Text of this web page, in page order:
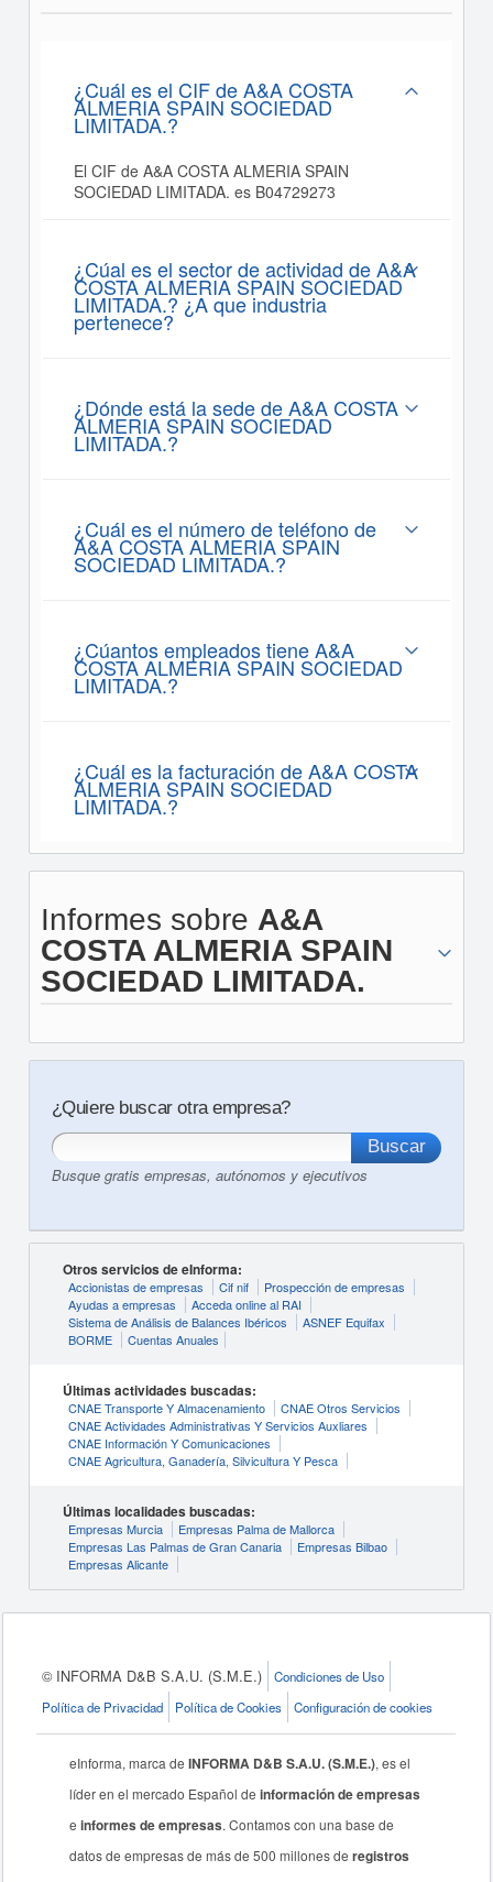
¿Cuál es el CIF de A&A COSTA
ALMERIA SPAIN SOCIEDAD
LIMITADA.?
El CIF de A&A COSTA ALMERIA SPAIN
SOCIEDAD LIMITADA. es B04729273
¿Cúal es el sector de actividad de A&A
COSTA ALMERIA SPAIN SOCIEDAD
LIMITADA.? ¿A que industria
pertenece?
¿Dónde está la sede de A&A COSTA
ALMERIA SPAIN SOCIEDAD
LIMITADA.?
¿Cuál es el número de teléfono de
A&A COSTA ALMERIA SPAIN
SOCIEDAD LIMITADA.?
¿Cúantos empleados tiene A&A
COSTA ALMERIA SPAIN SOCIEDAD
LIMITADA.?
¿Cuál es la facturación de A&A COSTA
ALMERIA SPAIN SOCIEDAD
LIMITADA.?
Informes sobre A&A
COSTA ALMERIA SPAIN
SOCIEDAD LIMITADA.
¿Quiere buscar otra empresa?
Busque gratis empresas, autónomos y ejecutivos
Otros servicios de eInforma:
Accionistas de empresas Cif nif
Prospección de empresas
Ayudas a empresas
Acceda online al RAI
Sistema de Análisis de Balances Ibéricos
ASNEF Equifax
BORME
Cuentas Anuales
Últimas actividades buscadas:
CNAE Transporte Y Almacenamiento
CNAE Otros Servicios
CNAE Actividades Administrativas Y Servicios Auxliares
CNAE Información Y Comunicaciones
CNAE Agricultura, Ganadería, Silvicultura Y Pesca
Últimas localidades buscadas:
Empresas Murcia
Empresas Palma de Mallorca
Empresas Las Palmas de Gran Canaria
Empresas Bilbao
Empresas Alicante
© INFORMA D&B S.A.U. (S.M.E.)
Condiciones de Uso
Política de Privacidad
Política de Cookies Configuración de cookies
eInforma, marca deINFORMA D&B S.A.U. (S.M.E.), es el
líder en el mercado Español deinformación de empresas
einformes de empresas. Contamos con una base de
datos de empresas de más de 500 millones deregistros